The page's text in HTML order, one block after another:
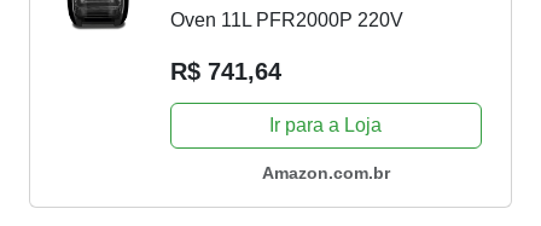
Oven 11L PFR2000P 220V
R$ 741,64
Ir para a Loja
Amazon.com.br